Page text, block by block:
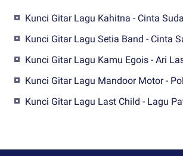
Kunci Gitar Lagu Kahitna - Cinta
Kunci Gitar Lagu Setia Band - Cinta
Kunci Gitar Lagu Kamu Egois - Ari
Kunci Gitar Lagu Mandoor Motor -
Kunci Gitar Lagu Last Child - Lagu